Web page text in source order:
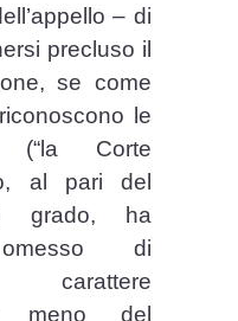
– di
precluso il
se come
le
(“la Corte
al pari del
grado, ha
omesso di
meno del